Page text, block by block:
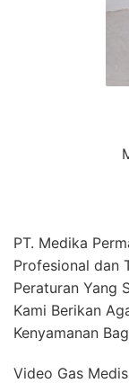
PT. Medika
Profesional dan
Peraturan Yang
Kami Berikan
Kenyamanan
Video Gas